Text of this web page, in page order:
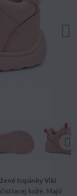
topánky Viki
kože. Majú